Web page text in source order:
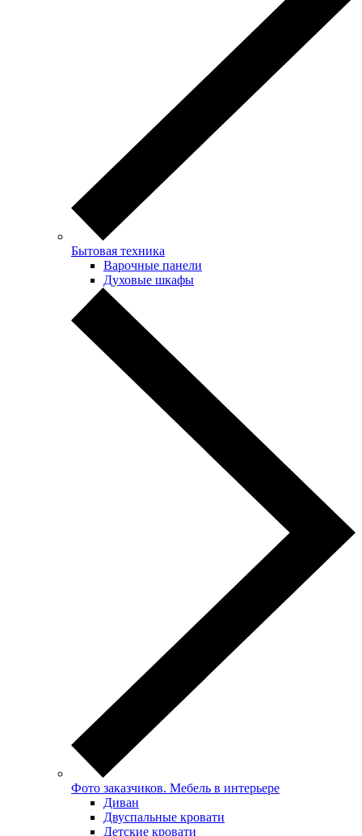
Бытовая техника
Варочные панели
Духовые шкафы
Фото заказчиков. Мебель в интерьере
Диван
Двуспальные кровати
Детские кровати